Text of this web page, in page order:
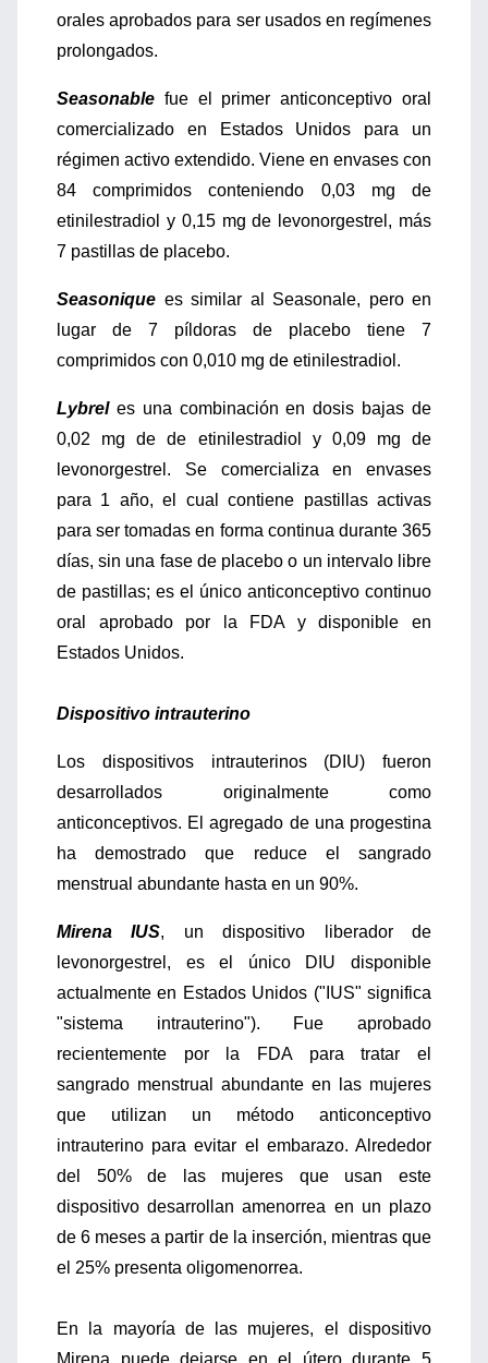
orales aprobados para ser usados en regímenes
prolongados.
Seasonable fue el primer anticonceptivo oral
comercializado en Estados Unidos para un
régimen activo extendido. Viene en envases con
84 comprimidos conteniendo 0,03 mg de
etinilestradiol y 0,15 mg de levonorgestrel, más
7 pastillas de placebo.
Seasonique es similar al Seasonale, pero en
lugar de 7 píldoras de placebo tiene 7
comprimidos con 0,010 mg de etinilestradiol.
Lybrel es una combinación en dosis bajas de
0,02 mg de de etinilestradiol y 0,09 mg de
levonorgestrel. Se comercializa en envases
para 1 año, el cual contiene pastillas activas
para ser tomadas en forma continua durante 365
días, sin una fase de placebo o un intervalo libre
de pastillas; es el único anticonceptivo continuo
oral aprobado por la FDA y disponible en
Estados Unidos.
Dispositivo intrauterino
Los dispositivos intrauterinos (DIU) fueron
desarrollados originalmente como
anticonceptivos. El agregado de una progestina
ha demostrado que reduce el sangrado
menstrual abundante hasta en un 90%.
Mirena IUS, un dispositivo liberador de
levonorgestrel, es el único DIU disponible
actualmente en Estados Unidos ("IUS" significa
"sistema intrauterino"). Fue aprobado
recientemente por la FDA para tratar el
sangrado menstrual abundante en las mujeres
que utilizan un método anticonceptivo
intrauterino para evitar el embarazo. Alrededor
del 50% de las mujeres que usan este
dispositivo desarrollan amenorrea en un plazo
de 6 meses a partir de la inserción, mientras que
el 25% presenta oligomenorrea.
En la mayoría de las mujeres, el dispositivo
Mirena puede dejarse en el útero durante 5